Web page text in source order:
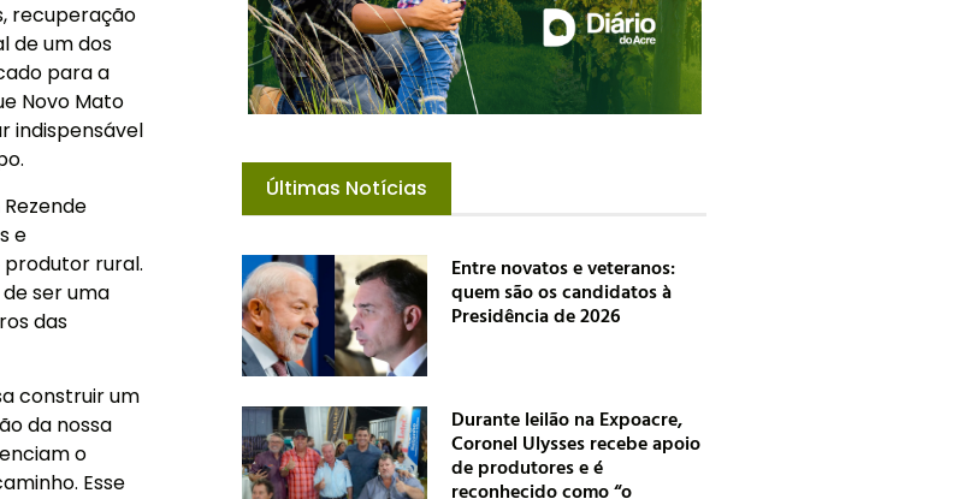
recuperação
de um dos
para a
Novo Mato
indispensável
e
rural.
ser uma
das
construir um
da nossa
o
Esse
Últimas Notícias
Entre novatos e veteranos:
quem são os candidatos à
Presidência de 2026
Durante leilão na Expoacre,
Coronel Ulysses recebe apoio
de produtores e é
reconhecido como “o